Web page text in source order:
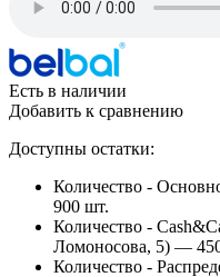
Есть в наличии
Добавить к сравнению
Доступны остатки:
Количество -
900 шт.
Количество -
Ломоносова, 5) —
Количество -